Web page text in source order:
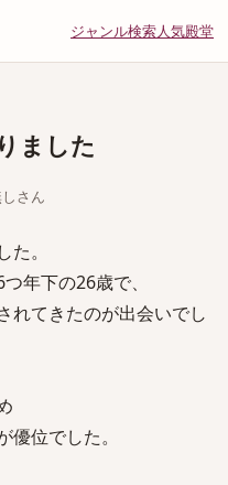
ジャンル検索人気殿堂
ました
さん
。
年下の26歳で、
れてきたのが出会いでし
位でした。